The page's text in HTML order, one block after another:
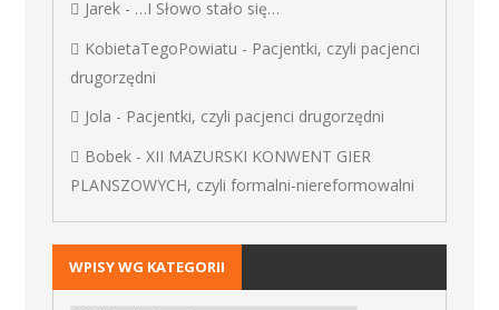
Jarek- …I Słowo stało się…
KobietaTegoPowiatu - Pacjentki, czyli pacjenci
drugorzędni
Jola - Pacjentki, czyli pacjenci drugorzędni
Bobek- XII MAZURSKI KONWENT GIER
PLANSZOWYCH, czyli formalni-niereformowalni
WPISY WG KATEGORII